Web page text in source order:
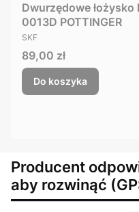
Dwurzędowe
0013D POTTINGER
PRODUCENT
SKF
Cena
89,00 zł
Do koszyka
Producent
aby rozwinąć